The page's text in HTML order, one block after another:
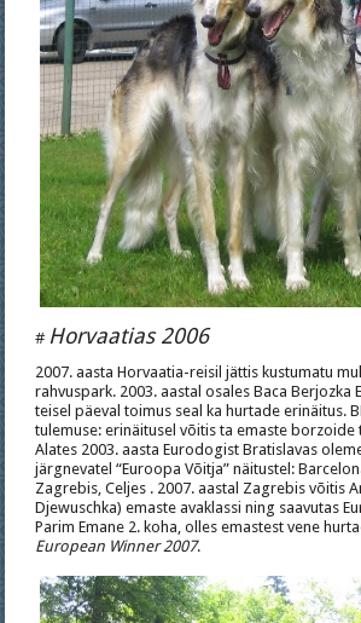
# Horvaatias 2006
2007. aasta Horvaatia-reisil jättis kustumatu
rahvuspark. 2003. aastal osales Baca Berjozka
teisel päeval toimus seal ka hurtade erinäitus.
tulemuse: erinäitusel võitis ta emaste borzoide
Alates 2003. aasta Eurodogist Bratislavas
järgnevatel “Euroopa Võitja” näitustel:
Zagrebis, Celjes . 2007. aastal Zagrebis võitis
Djewuschka) emaste avaklassi ning saavutas
Parim Emane 2. koha, olles emastest vene
European Winner 2007.